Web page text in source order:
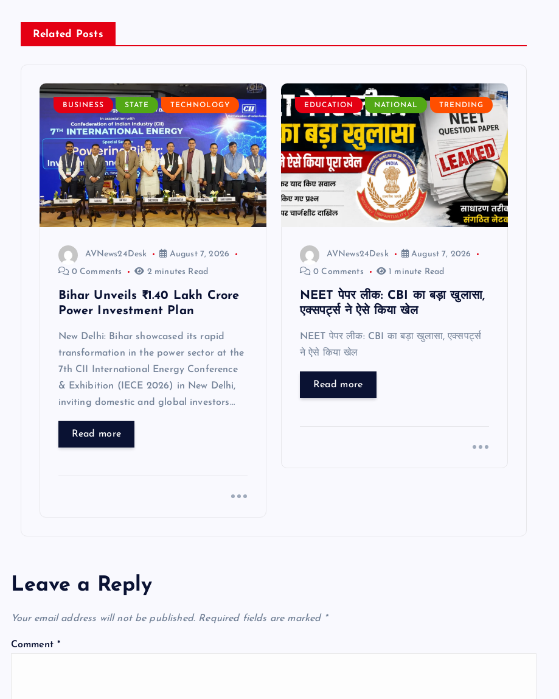
Related Posts
BUSINESS STATE TECHNOLOGY
AVNews24Desk
August 7, 2026
0 Comments
2 minutes Read
Bihar Unveils ₹1.40 Lakh Crore
Power Investment Plan
New Delhi: Bihar showcased its rapid
transformation in the power sector at the
7th CII International Energy Conference
& Exhibition (IECE 2026) in New Delhi,
inviting domestic and global investors…
Read more
EDUCATION NATIONAL TRENDING
AVNews24Desk
August 7, 2026
0 Comments
1 minute Read
NEET पेपर लीक: CBI का बड़ा खुलासा,
एक्सपर्ट्स ने ऐसे किया खेल
NEET पेपर लीक: CBI का बड़ा खुलासा, एक्सपर्ट्स
ने ऐसे किया खेल
Read more
Leave a Reply
Your email address will not be published. Required fields are marked *
Comment *